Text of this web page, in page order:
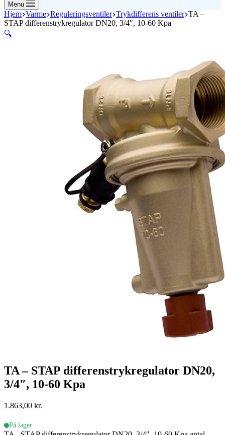
Menu
Hjem Varme Reguleringsventiler Trykdifferens ventiler TA –
STAP differenstrykregulator DN20, 3/4″, 10-60 Kpa
🔍
TA – STAP differenstrykregulator DN20,
3/4″, 10-60 Kpa
1.863,00 kr.
På lager